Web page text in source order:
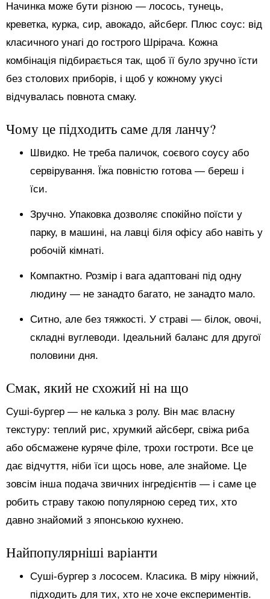
Начинка може бути різною — лосось, тунець,
креветка, курка, сир, авокадо, айсберг. Плюс соус: від
класичного унагі до гострого Шрірача. Кожна
комбінація підбирається так, щоб її було зручно їсти
без столових приборів, і щоб у кожному укусі
відчувалась повнота смаку.
Чому це підходить саме для ланчу?
Швидко. Не треба паличок, соєвого соусу або
сервірування. Їжа повністю готова — береш і
їси.
Зручно. Упаковка дозволяє спокійно поїсти у
парку, в машині, на лавці біля офісу або навіть у
робочій кімнаті.
Компактно. Розмір і вага адаптовані під одну
людину — не занадто багато, не занадто мало.
Ситно, але без тяжкості. У страві — білок, овочі,
складні вуглеводи. Ідеальний баланс для другої
половини дня.
Смак, який не схожий ні на що
Суші-бургер — не калька з ролу. Він має власну
текстуру: теплий рис, хрумкий айсберг, свіжа риба
або обсмажене куряче філе, трохи гостроти. Все це
дає відчуття, ніби їси щось нове, але знайоме. Це
зовсім інша подача звичних інгредієнтів — і саме це
робить страву такою популярною серед тих, хто
давно знайомий з японською кухнею.
Найпопулярніші варіанти
Суші-бургер з лососем. Класика. В міру ніжний,
підходить для тих, хто не хоче експериментів.